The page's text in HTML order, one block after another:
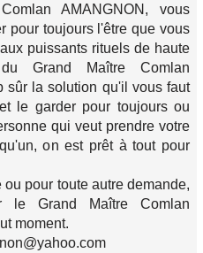
AMANGNON, vous
pour toujours l'être que vous
puissants rituels de haute
Grand Maître Comlan
sûr la solution qu'il vous faut
le garder pour toujours ou
qui veut prendre votre
on est prêt à tout pour
pour toute autre demande,
le Grand Maître Comlan
moment.